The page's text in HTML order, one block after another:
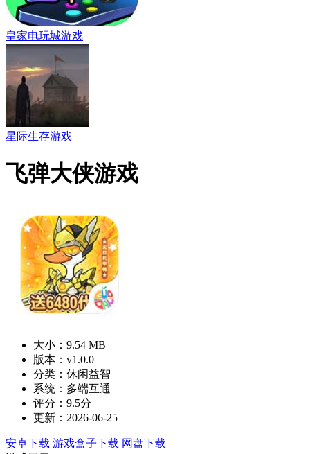
皇家电玩城游戏
星际生存游戏
飞弹大侠游戏
大小：9.54 MB
版本：v1.0.0
分类：休闲益智
系统：多端互通
评分：9.5分
更新：2026-06-25
安卓下载 游戏盒子下载 网盘下载